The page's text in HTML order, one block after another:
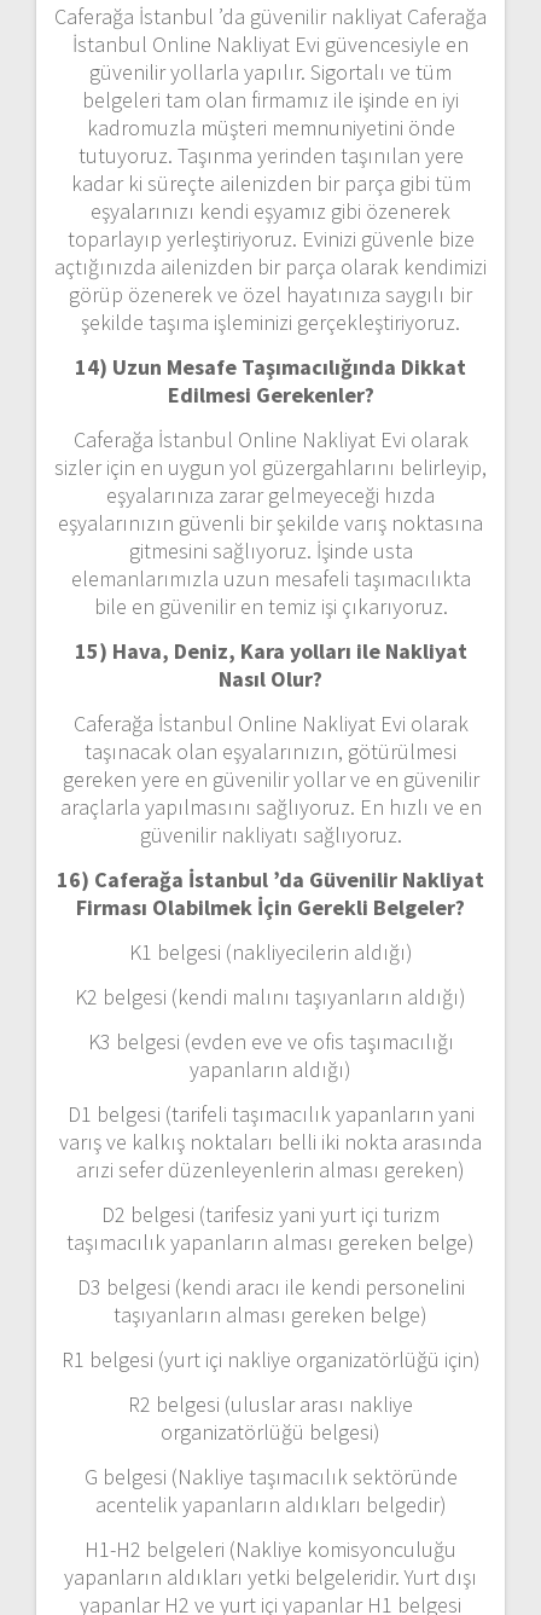
Caferağa İstanbul ’da güvenilir nakliyat Caferağa
İstanbul Online Nakliyat Evi güvencesiyle en
güvenilir yollarla yapılır. Sigortalı ve tüm
belgeleri tam olan firmamız ile işinde en iyi
kadromuzla müşteri memnuniyetini önde
tutuyoruz. Taşınma yerinden taşınılan yere
kadar ki süreçte ailenizden bir parça gibi tüm
eşyalarınızı kendi eşyamız gibi özenerek
toparlayıp yerleştiriyoruz. Evinizi güvenle bize
açtığınızda ailenizden bir parça olarak kendimizi
görüp özenerek ve özel hayatınıza saygılı bir
şekilde taşıma işleminizi gerçekleştiriyoruz.
14) Uzun Mesafe Taşımacılığında Dikkat
Edilmesi Gerekenler?
Caferağa İstanbul Online Nakliyat Evi olarak
sizler için en uygun yol güzergahlarını belirleyip,
eşyalarınıza zarar gelmeyeceği hızda
eşyalarınızın güvenli bir şekilde varış noktasına
gitmesini sağlıyoruz. İşinde usta
elemanlarımızla uzun mesafeli taşımacılıkta
bile en güvenilir en temiz işi çıkarıyoruz.
15) Hava, Deniz, Kara yolları ile Nakliyat
Nasıl Olur?
Caferağa İstanbul Online Nakliyat Evi olarak
taşınacak olan eşyalarınızın, götürülmesi
gereken yere en güvenilir yollar ve en güvenilir
araçlarla yapılmasını sağlıyoruz. En hızlı ve en
güvenilir nakliyatı sağlıyoruz.
16) Caferağa İstanbul ’da Güvenilir Nakliyat
Firması Olabilmek İçin Gerekli Belgeler?
K1 belgesi (nakliyecilerin aldığı)
K2 belgesi (kendi malını taşıyanların aldığı)
K3 belgesi (evden eve ve ofis taşımacılığı
yapanların aldığı)
D1 belgesi (tarifeli taşımacılık yapanların yani
varış ve kalkış noktaları belli iki nokta arasında
arızi sefer düzenleyenlerin alması gereken)
D2 belgesi (tarifesiz yani yurt içi turizm
taşımacılık yapanların alması gereken belge)
D3 belgesi (kendi aracı ile kendi personelini
taşıyanların alması gereken belge)
R1 belgesi (yurt içi nakliye organizatörlüğü için)
R2 belgesi (uluslar arası nakliye
organizatörlüğü belgesi)
G belgesi (Nakliye taşımacılık sektöründe
acentelik yapanların aldıkları belgedir)
H1-H2 belgeleri (Nakliye komisyonculuğu
yapanların aldıkları yetki belgeleridir. Yurt dışı
yapanlar H2 ve yurt içi yapanlar H1 belgesi